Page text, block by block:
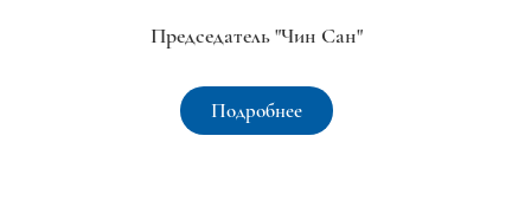
Председатель "Чин Сан"
Подробнее